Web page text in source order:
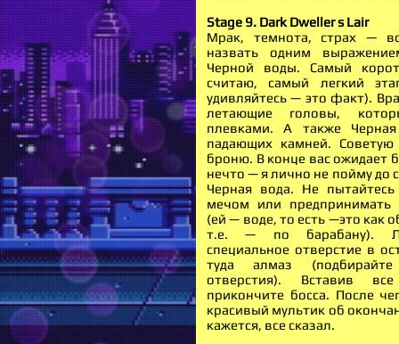
Stage 9. Dark Dweller s Lair
Мрак, темнота, страх —
назвать одним
Черной воды. Самый
считаю, самый легкий
удивляйтесь — это факт).
летающие головы,
плевками. А также
падающих камней. Советую
броню. В конце вас ожидает
нечто — я лично не пойму до
Черная вода. Не
мечом или предпринимать
(ей — воде, то есть —это как
т.е. — по барабану).
специальное отверстие в
туда алмаз
отверстия). Вставив
прикончите босса. После
красивый мультик об
кажется, все сказал.